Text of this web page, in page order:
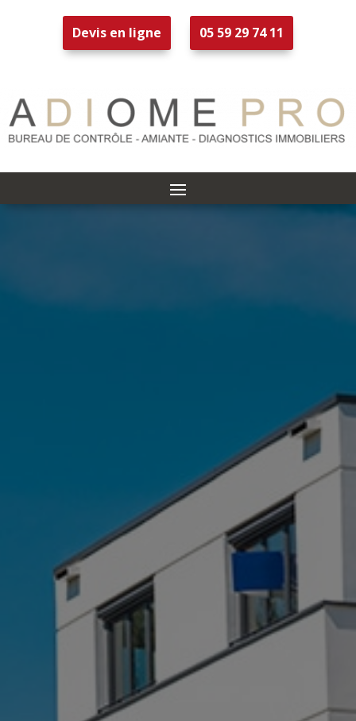
Devis en ligne 05 59 29 74 11
Énergétique
Définir des axes précis et chiffrés
amélioration énergétique
financement
(pouvant être global) via
maPrim’Renov ou dans le cadre
descertificats d’économies
d’énergie
(CEE).
Nous contacter pour un
accompagnement